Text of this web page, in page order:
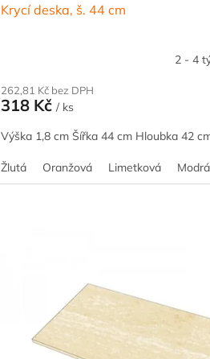
Krycí deska, š. 44 cm
2 - 4
262,81 Kč bez DPH
318 Kč / ks
Výška 1,8 cm Šířka 44 cm Hloubka 42
Žlutá Oranžová Limetková